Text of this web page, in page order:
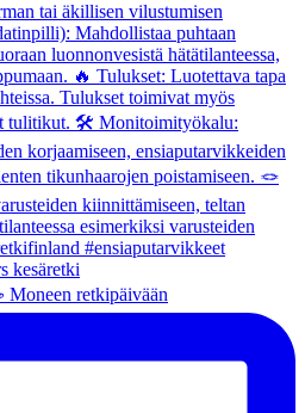
Moneen retkipäivään